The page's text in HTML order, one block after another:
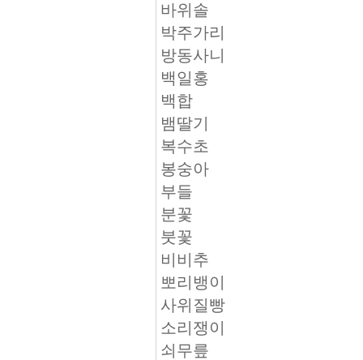
바위솔
박주가리
방동사니
백일홍
백합
뱀딸기
복수초
봉숭아
부들
분꽃
붓꽃
비비추
뽀리뱅이
사위질빵
소리쟁이
쇠무릎